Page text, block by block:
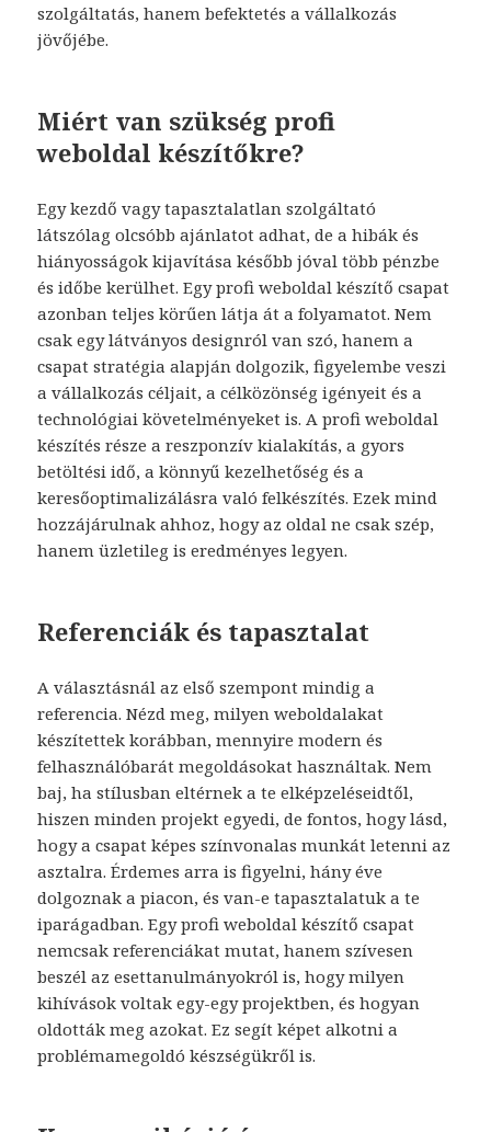
szolgáltatás, hanem befektetés a vállalkozás
jövőjébe.
Miért van szükség profi
weboldal készítőkre?
Egy kezdő vagy tapasztalatlan szolgáltató
látszólag olcsóbb ajánlatot adhat, de a hibák és
hiányosságok kijavítása később jóval több pénzbe
és időbe kerülhet. Egy profi weboldal készítő csapat
azonban teljes körűen látja át a folyamatot. Nem
csak egy látványos designról van szó, hanem a
csapat stratégia alapján dolgozik, figyelembe veszi
a vállalkozás céljait, a célközönség igényeit és a
technológiai követelményeket is. A profi weboldal
készítés része a reszponzív kialakítás, a gyors
betöltési idő, a könnyű kezelhetőség és a
keresőoptimalizálásra való felkészítés. Ezek mind
hozzájárulnak ahhoz, hogy az oldal ne csak szép,
hanem üzletileg is eredményes legyen.
Referenciák és tapasztalat
A választásnál az első szempont mindig a
referencia. Nézd meg, milyen weboldalakat
készítettek korábban, mennyire modern és
felhasználóbarát megoldásokat használtak. Nem
baj, ha stílusban eltérnek a te elképzeléseidtől,
hiszen minden projekt egyedi, de fontos, hogy lásd,
hogy a csapat képes színvonalas munkát letenni az
asztalra. Érdemes arra is figyelni, hány éve
dolgoznak a piacon, és van-e tapasztalatuk a te
iparágadban. Egy profi weboldal készítő csapat
nemcsak referenciákat mutat, hanem szívesen
beszél az esettanulmányokról is, hogy milyen
kihívások voltak egy-egy projektben, és hogyan
oldották meg azokat. Ez segít képet alkotni a
problémamegoldó készségükről is.